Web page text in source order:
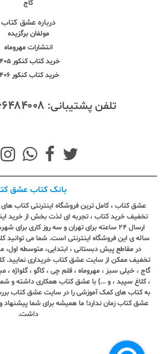
گاج
درباره عشق کتاب
مولفان برگزیده
انتشارات مهروماه
خرید کتاب کنکور 1405
خرید کتاب کنکور 1406
تلفن پشتیبانی:
بانک کتاب عشق
عشق کتاب ، کامل ترین فروشگاه اینترنتی کتاب
تخفیف خرید کتاب ، تجربه ای لذت بخش از خرید
ارسال ٢٤ ساعته برای تهران و سه روز کاری
ساله ی این فروشگاه اینترنتی است. شما می توانید
در مقاطع پیش دبستانی ، ابتدایی، متوسطه اول،
تخفیف ممکن از سایت عشق کتاب خریداری نمایید.
گاج ، خیلی سبز ، مهروماه ، قلم چی ، کاگو ، گلواژه ،
، کلاغ سپید ، و ...) با عشق کتاب همکاری داشته و
به کتاب های کمک آموزشی را در سایت عشق کتاب
عشق کتاب زمان ندارد! ما همیشه برای شما
داشت.